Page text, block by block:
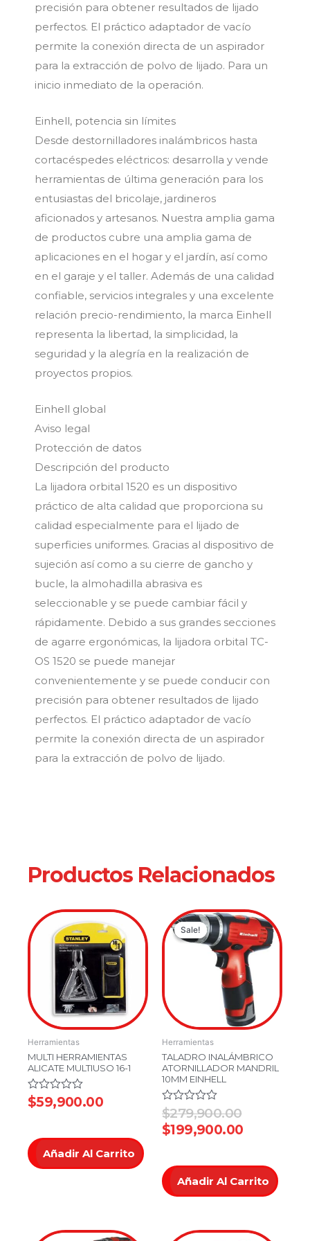
precisión para obtener resultados de lijado
perfectos. El práctico adaptador de vacío
permite la conexión directa de un aspirador
para la extracción de polvo de lijado. Para un
inicio inmediato de la operación.
Einhell, potencia sin límites
Desde destornilladores inalámbricos hasta
cortacéspedes eléctricos: desarrolla y vende
herramientas de última generación para los
entusiastas del bricolaje, jardineros
aficionados y artesanos. Nuestra amplia gama
de productos cubre una amplia gama de
aplicaciones en el hogar y el jardín, así como
en el garaje y el taller. Además de una calidad
confiable, servicios integrales y una excelente
relación precio-rendimiento, la marca Einhell
representa la libertad, la simplicidad, la
seguridad y la alegría en la realización de
proyectos propios.
Einhell global
Aviso legal
Protección de datos
Descripción del producto
La lijadora orbital 1520 es un dispositivo
práctico de alta calidad que proporciona su
calidad especialmente para el lijado de
superficies uniformes. Gracias al dispositivo de
sujeción así como a su cierre de gancho y
bucle, la almohadilla abrasiva es
seleccionable y se puede cambiar fácil y
rápidamente. Debido a sus grandes secciones
de agarre ergonómicas, la lijadora orbital TC-
OS 1520 se puede manejar
convenientemente y se puede conducir con
precisión para obtener resultados de lijado
perfectos. El práctico adaptador de vacío
permite la conexión directa de un aspirador
para la extracción de polvo de lijado.
Productos Relacionados
Herramientas
MULTI HERRAMIENTAS
ALICATE MULTIUSO 16-1
Valorado
en
5
$59,900.00
Añadir Al Carrito
Sale!
Sale!
Herramientas
TALADRO INALÁMBRICO
ATORNILLADOR MANDRIL
10MM EINHELL
Valorado
en
0
$279,900.00
Original
price
was:
$199,900.00
Current
price
is:
Añadir Al Carrito
Original
Current
Original
Current